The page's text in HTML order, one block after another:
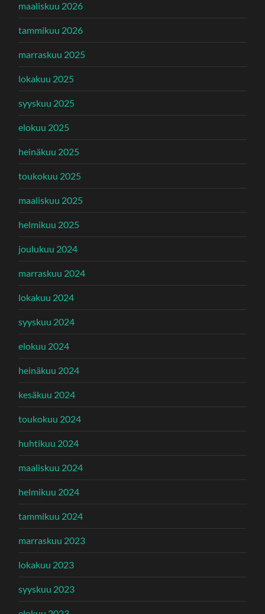
maaliskuu 2026
tammikuu 2026
marraskuu 2025
lokakuu 2025
syyskuu 2025
elokuu 2025
heinäkuu 2025
toukokuu 2025
maaliskuu 2025
helmikuu 2025
joulukuu 2024
marraskuu 2024
lokakuu 2024
syyskuu 2024
elokuu 2024
heinäkuu 2024
kesäkuu 2024
toukokuu 2024
huhtikuu 2024
maaliskuu 2024
helmikuu 2024
tammikuu 2024
marraskuu 2023
lokakuu 2023
syyskuu 2023